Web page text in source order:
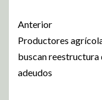
Anterior
Productores
buscan reestructura
adeudos